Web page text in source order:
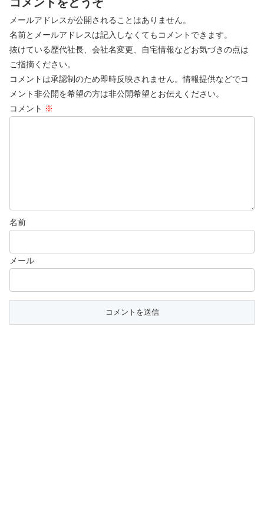
メールアドレスが公開されることはありません。
名前とメールアドレスは記入しなくてもコメントできます。
抜けている歴代社長、会社名変更、自宅情報などお気づきの点は
ご指摘ください。
コメントは承認制のため即時反映されません。情報提供などでコ
メント非公開を希望の方は非公開希望とお伝えください。
コメント ※
名前
メール